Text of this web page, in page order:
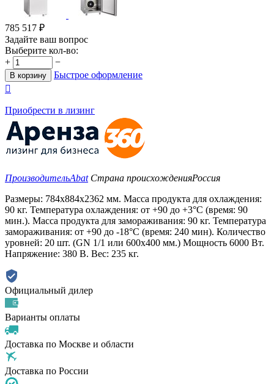
785 517 ₽
Задайте ваш вопрос
Выберите кол-во:
+
−
В корзину
Быстрое оформление

Приобрести в лизинг
ПроизводительAbat Страна происхожденияРоссия
Размеры: 784х884х2362 мм. Масса продукта для охлаждения:
90 кг. Температура охлаждения: от +90 до +3°С (время: 90
мин.). Масса продукта для замораживания: 90 кг. Температура
замораживания: от +90 до -18°С (время: 240 мин). Количество
уровней: 20 шт. (GN 1/1 или 600х400 мм.) Мощность 6000 Вт.
Напряжение: 380 В. Вес: 235 кг.
Официальный дилер
Варианты оплаты
Доставка по Москве и области
Доставка по России